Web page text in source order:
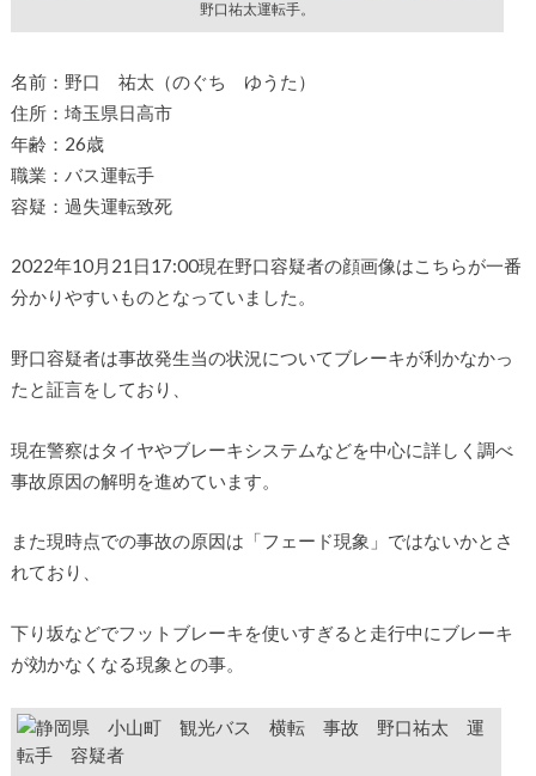
野口祐太運転手。
名前：野口 祐太（のぐち ゆうた）
住所：埼玉県日高市
年齢：26歳
職業：バス運転手
容疑：過失運転致死
2022年10月21日17:00現在野口容疑者の顔画像はこちらが一番
分かりやすいものとなっていました。
野口容疑者は事故発生当の状況についてブレーキが利かなかっ
たと証言をしており、
現在警察はタイヤやブレーキシステムなどを中心に詳しく調べ
事故原因の解明を進めています。
また現時点での事故の原因は「フェード現象」ではないかとさ
れており、
下り坂などでフットブレーキを使いすぎると走行中にブレーキ
が効かなくなる現象との事。